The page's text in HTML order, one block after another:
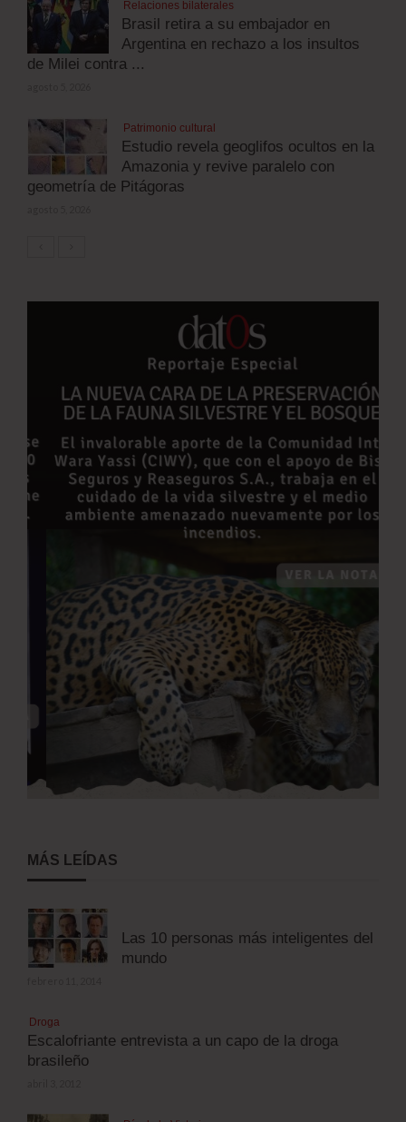
Relaciones bilaterales
Brasil retira a su embajador en
Argentina en rechazo a los insultos
de Milei contra ...
Patrimonio cultural
Estudio revela geoglifos ocultos en la
Amazonia y revive paralelo con
geometría de Pitágoras
MÁS LEÍDAS
Las 10 personas más inteligentes del
mundo
Droga
Escalofriante entrevista a un capo de la droga
brasileño